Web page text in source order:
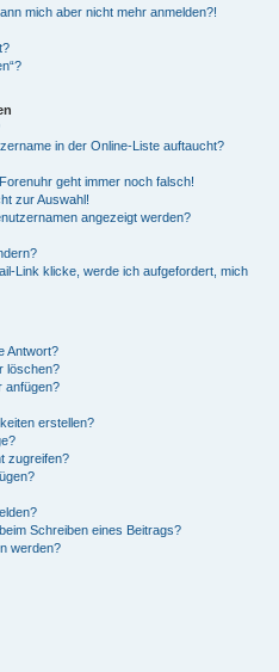
mich aber nicht mehr anmelden?!
in der Online-Liste auftaucht?
geht immer noch falsch!
zur Auswahl!
angezeigt werden?
Link klicke, werde ich aufgefordert, mich
Antwort?
löschen?
anfügen?
erstellen?
zugreifen?
Schreiben eines Beitrags?
werden?